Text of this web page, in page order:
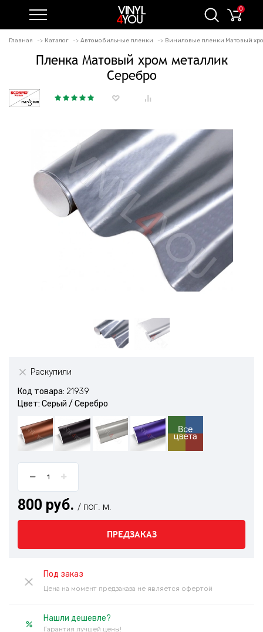
0
Главная Каталог Автомобильные пленки Виниловые пленки Матовый
Пленка Матовый хром металлик
Серебро
Раскупили
Код товара: 21939
Цвет: Серый / Серебро
800 руб. / пог. м.
ПРЕДЗАКАЗ
Под заказ
Цена на момент предзаказа не является офертой
Нашли дешевле?
Гарантия лучшей цены!